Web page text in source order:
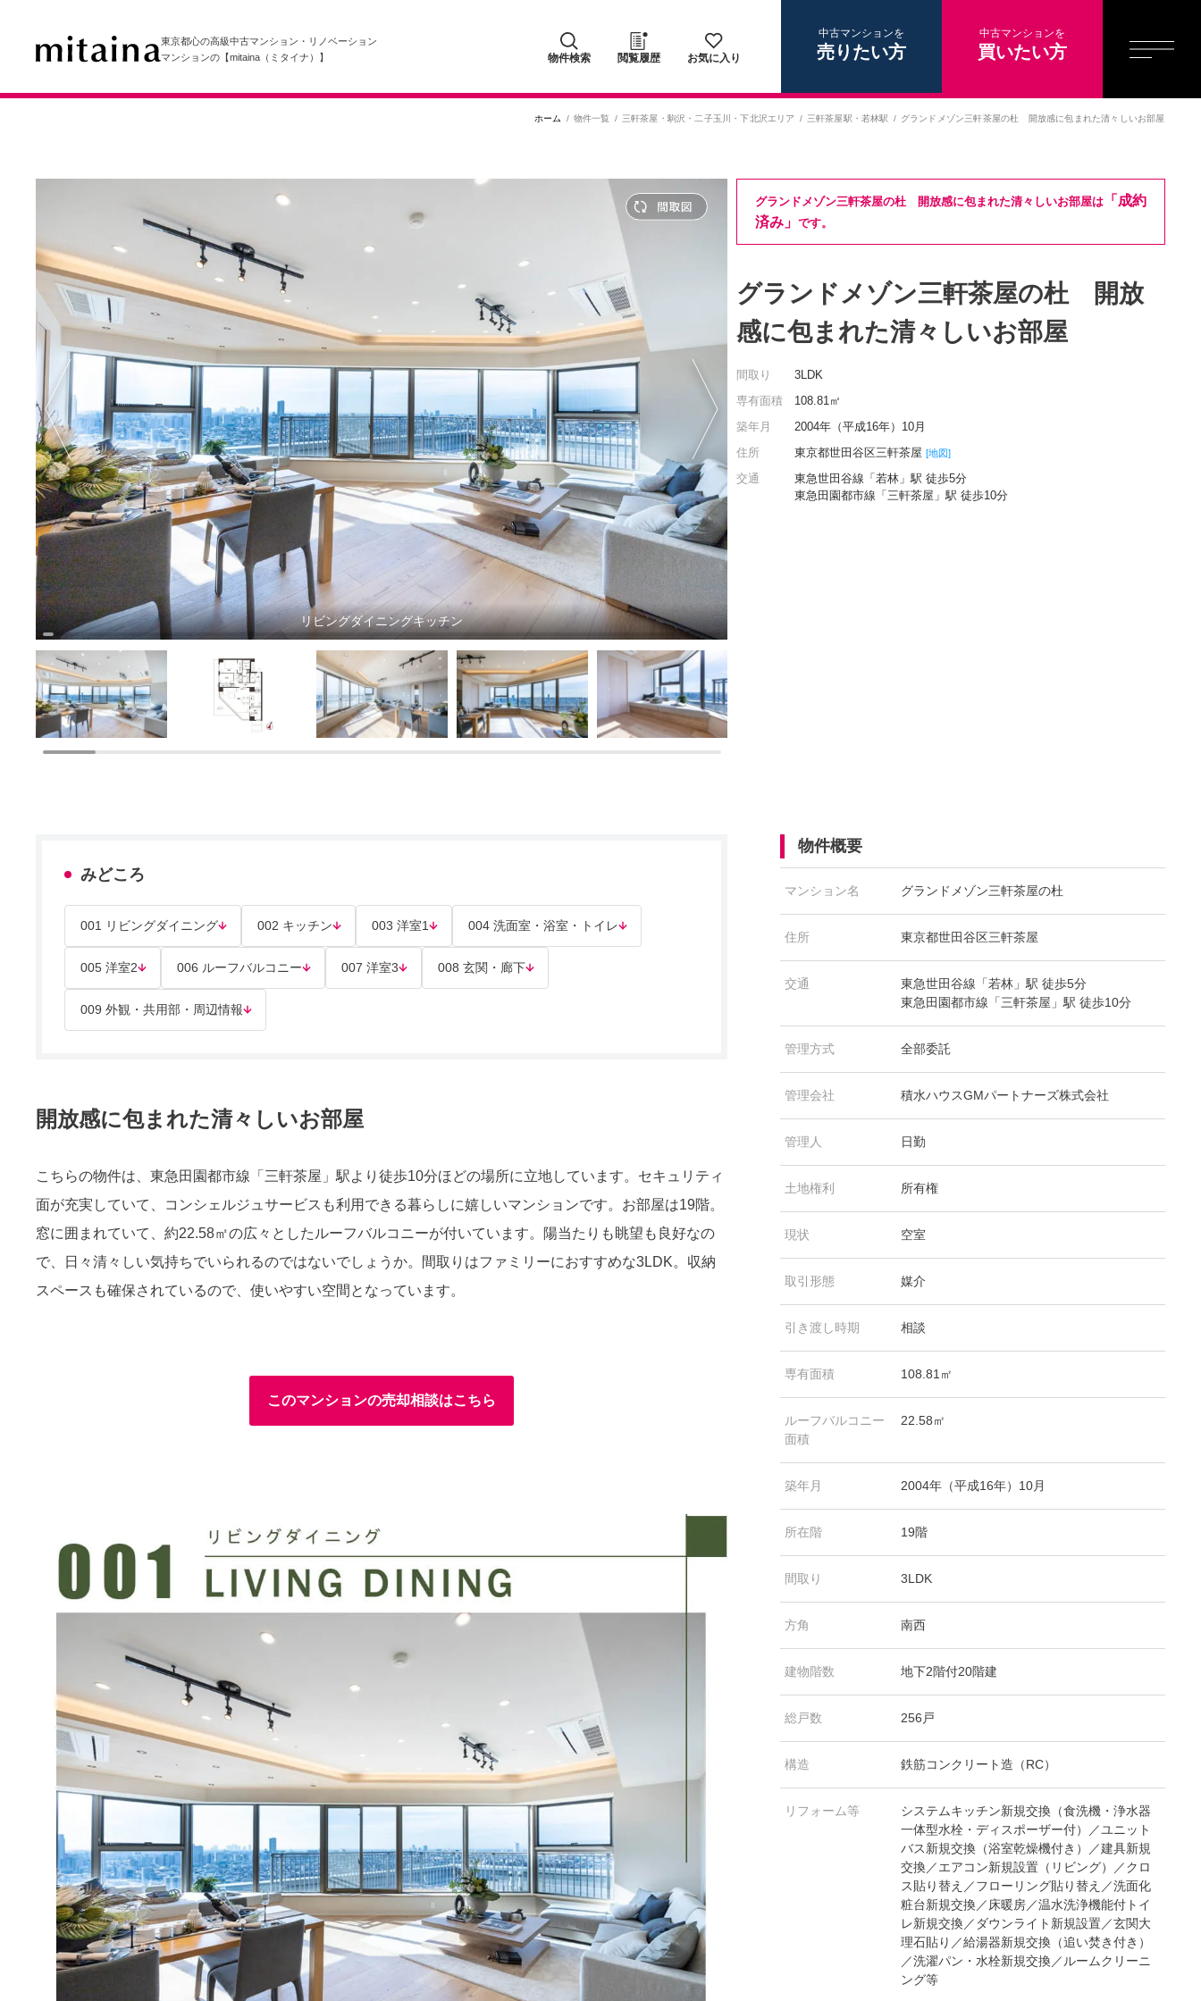
東京都心の高級中古マンション・リノベーション
マンションの【mitaina（ミタイナ）】
物件検索 閲覧履歴 お気に入り
中古マンションを
売りたい方
中古マンションを
買いたい方
ホーム 物件一覧 三軒茶屋・駒沢・二子玉川・下北沢エリア 三軒茶屋駅 ・ 若林駅 グランドメゾン三軒茶屋の杜 開放感に包まれた清々しいお部屋
リビングダイニングキッチン
グランドメゾン三軒茶屋の杜 開放感に包まれた清々しいお部屋は「成約
済み」 です。
グランドメゾン三軒茶屋の杜 開放
感に包まれた清々しいお部屋
間取り
3LDK
専有面積
108.81㎡
築年月
2004年（平成16年）10月
住所
東京都世田谷区三軒茶屋 [地図]
交通
東急世田谷線「若林」駅 徒歩5分
東急田園都市線「三軒茶屋」駅 徒歩10分
みどころ
001 リビングダイニング 002 キッチン 003 洋室1 004 洗面室・浴室・トイレ
005 洋室2 006 ルーフバルコニー 007 洋室3 008 玄関・廊下
009 外観・共用部・周辺情報
開放感に包まれた清々しいお部屋
こちらの物件は、東急田園都市線「三軒茶屋」駅より徒歩10分ほどの場所に立地しています。セキュリティ
面が充実していて、コンシェルジュサービスも利用できる暮らしに嬉しいマンションです。お部屋は19階。
窓に囲まれていて、約22.58㎡の広々としたルーフバルコニーが付いています。陽当たりも眺望も良好なの
で、日々清々しい気持ちでいられるのではないでしょうか。間取りはファミリーにおすすめな3LDK。収納
スペースも確保されているので、使いやすい空間となっています。
このマンションの売却相談はこちら
物件概要
マンション名 グランドメゾン三軒茶屋の杜
住所 東京都世田谷区三軒茶屋
交通
東急世田谷線「若林」駅 徒歩5分
東急田園都市線「三軒茶屋」駅 徒歩10分
管理方式 全部委託
管理会社 積水ハウスGMパートナーズ株式会社
管理人 日勤
土地権利 所有権
現状 空室
取引形態 媒介
引き渡し時期 相談
専有面積 108.81㎡
ルーフバルコニー
面積
22.58㎡
築年月 2004年（平成16年）10月
所在階 19階
間取り 3LDK
方角 南西
建物階数 地下2階付20階建
総戸数 256戸
構造 鉄筋コンクリート造（RC）
リフォーム等
システムキッチン新規交換（食洗機・浄水器
一体型水栓・ディスポーザー付）／ユニット
バス新規交換（浴室乾燥機付き）／建具新規
交換／エアコン新規設置（リビング）／クロ
ス貼り替え／フローリング貼り替え／洗面化
粧台新規交換／床暖房／温水洗浄機能付トイ
レ新規交換／ダウンライト新規設置／玄関大
理石貼り／給湯器新規交換（追い焚き付き）
／洗濯パン・水栓新規交換／ルームクリーニ
ング等